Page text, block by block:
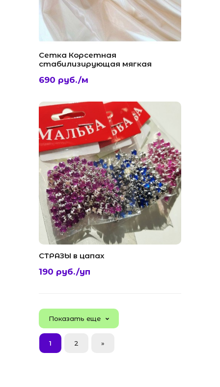
Сетка Корсетная
стабилизирующая мягкая
690 руб./м
СТРАЗЫ в цапах
190 руб./уп
Показать еще
1 2 »